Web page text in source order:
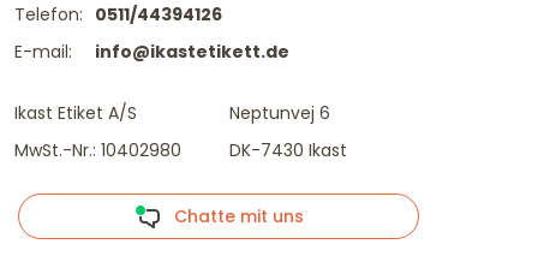
Telefon:
E-mail:
0511/44394126
info@ikastetikett.de
Ikast Etiket A/S
MwSt.-Nr.: 10402980
Neptunvej 6
DK-7430 Ikast
Chatte mit uns